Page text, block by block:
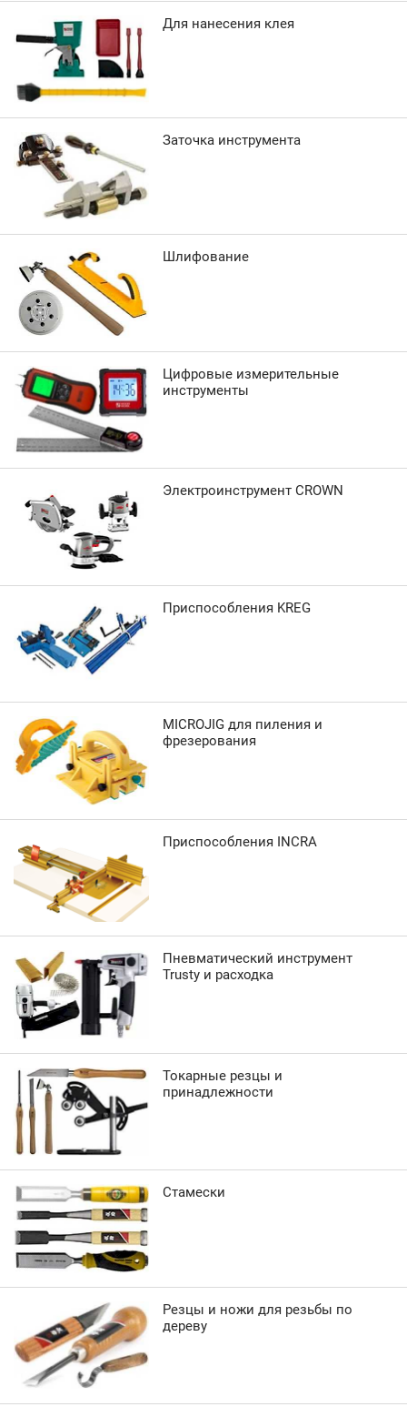
Для нанесения клея
Заточка инструмента
Шлифование
Цифровые измерительные
инструменты
Электроинструмент CROWN
Приспособления KREG
MICROJIG для пиления и
фрезерования
Приспособления INCRA
Пневматический инструмент
Trusty и расходка
Токарные резцы и
принадлежности
Стамески
Резцы и ножи для резьбы по
дереву